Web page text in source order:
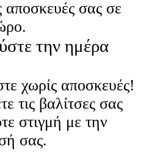
αποσκευές σας σε
την ημέρα
χωρίς αποσκευές!
τις βαλίτσες σας
στιγμή με την
σας.